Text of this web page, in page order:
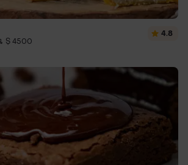
$ 4500
4.8